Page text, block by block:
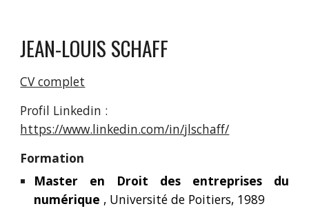
JEAN-LOUIS SCHAFF
CV complet
Profil Linkedin :
https://www.linkedin.com/in/jlschaff/
Formation
Master en Droit des entreprises du
numérique , Université de Poitiers, 1989